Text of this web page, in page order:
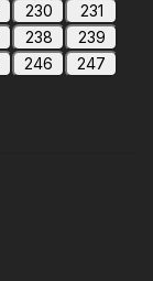
230
231
238
239
246
247